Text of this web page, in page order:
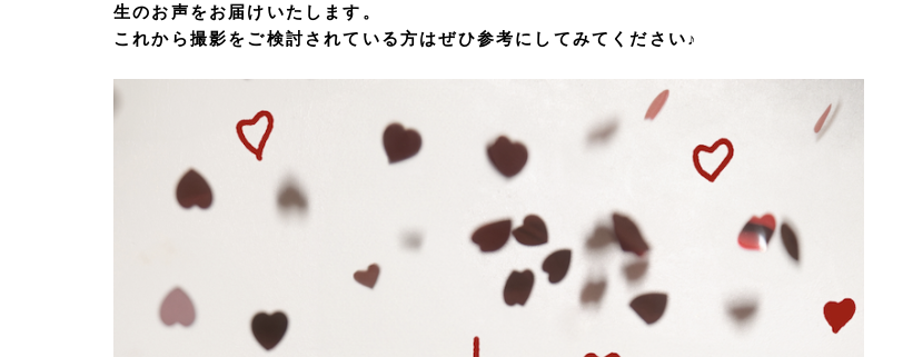
生のお声をお届けいたします。
これから撮影をご検討されている方はぜひ参考にしてみてください♪